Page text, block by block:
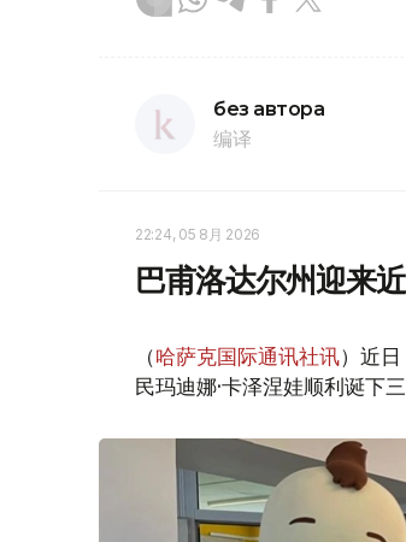
без автора
编译
22:24, 05 8月 2026
巴甫洛达尔州迎来
（哈萨克国际通讯社讯）近
民玛迪娜·卡泽涅娃顺利诞下